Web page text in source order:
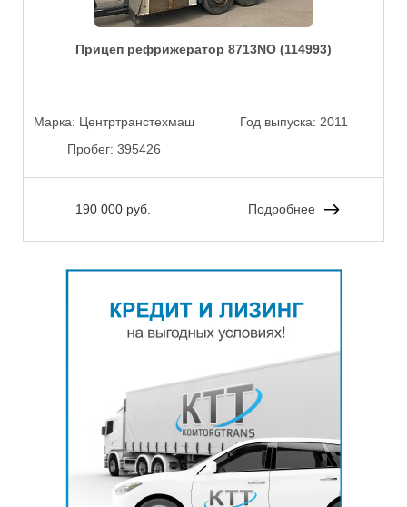
Прицеп рефрижератор 8713NO (114993)
Марка: Центртранстехмаш Год выпуска: 2011
Пробег: 395426
190 000 руб. Подробнее